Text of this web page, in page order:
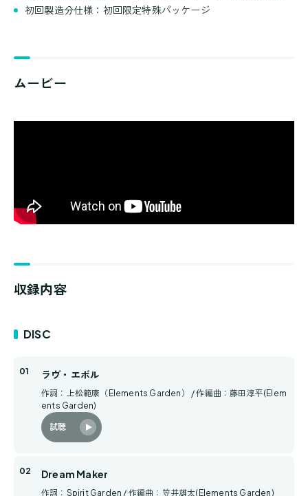
初回製造分仕様：初回限定特殊パッケージ
ムービー
収録内容
DISC
ラヴ・エボル
作詞：上松範康（Elements Garden） / 作編曲：藤田淳平(Elem
ents Garden)
試聴
Dream Maker
作詞：Spirit Garden / 作編曲：笠井雄太(Elements Garden)